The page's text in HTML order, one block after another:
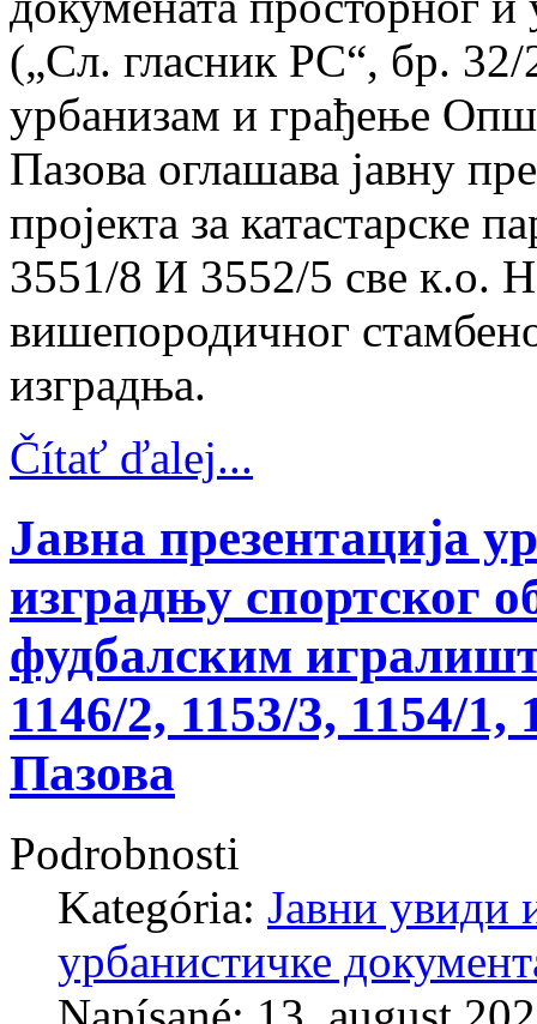
(„Сл. гласник РС“, бр.
урбанизам и грађење
Пазова оглашава јавну
пројекта за катастарске
3551/8 И 3552/5 све к.о.
вишепородичног
изградња.
Čítať ďalej...
Јавна презентација
изградњу спортског
фудбалским
1146/2, 1153/3, 1154/
Пазова
Podrobnosti
Kategória: Јавни увиди
урбанистичке